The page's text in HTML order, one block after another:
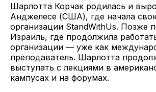
Шарлотта Корчак родилась и
Анджелесе (США), где начала
организации StandWithUs. Позже
Израиль, где продолжила
организации — уже как
преподаватель. Шарлотта
выступать с лекциями в
кампусах и на форумах.